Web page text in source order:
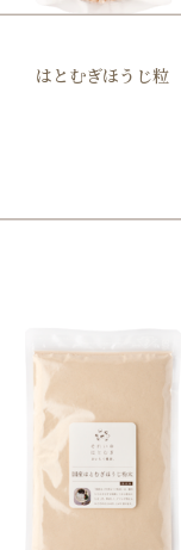
はとむぎほうじ粒